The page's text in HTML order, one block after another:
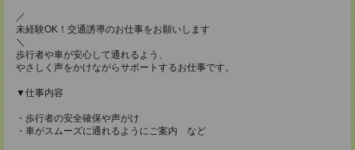
／
未経験OK！交通誘導のお仕事をお願いします
＼
歩行者や車が安心して通れるよう、
やさしく声をかけながらサポートするお仕事です。
▼仕事内容
・歩行者の安全確保や声がけ
・車がスムーズに通れるようにご案内 など